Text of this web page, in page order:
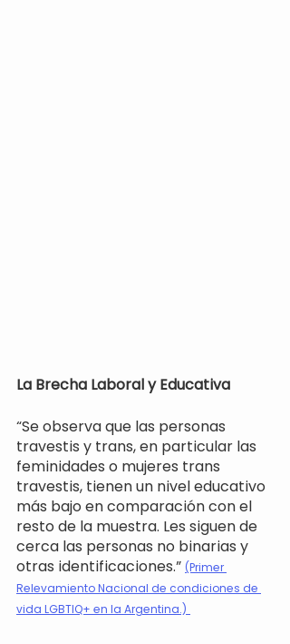
La Brecha Laboral y Educativa
“Se observa que las personas
travestis y trans, en particular las
feminidades o mujeres trans
travestis, tienen un nivel educativo
más bajo en comparación con el
resto de la muestra. Les siguen de
cerca las personas no binarias y
otras identificaciones.” (Primer
Relevamiento Nacional de condiciones de
vida LGBTIQ+ en la Argentina.)